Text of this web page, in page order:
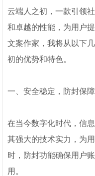
云端人之初，一款引领
和卓越的性能，为用户
文案作家，我将从以下
初的优势和特色。
一、安全稳定，防封保障
在当今数字化时代，信
其强大的技术实力，为
时，防封功能确保用户
用。